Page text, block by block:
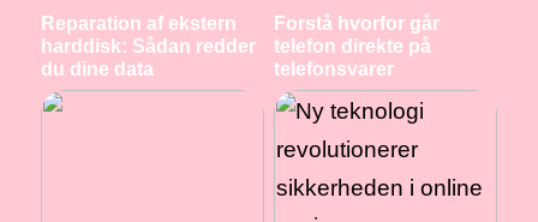
Reparation af ekstern
harddisk: Sådan redder
du dine data
Forstå hvorfor går
telefon direkte på
telefonsvarer